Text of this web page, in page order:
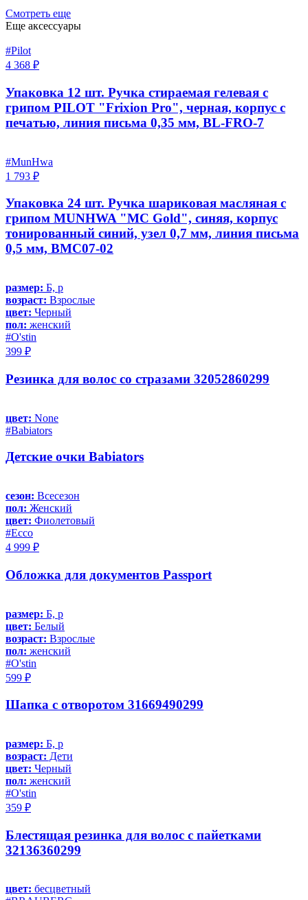
Смотреть еще
Еще аксессуары
#Pilot
4 368 ₽
Упаковка 12 шт. Ручка стираемая гелевая с
грипом PILOT "Frixion Pro", черная, корпус с
печатью, линия письма 0,35 мм, BL-FRO-7
#MunHwa
1 793 ₽
Упаковка 24 шт. Ручка шариковая масляная с
грипом MUNHWA "MC Gold", синяя, корпус
тонированный синий, узел 0,7 мм, линия письма
0,5 мм, BMC07-02
размер: Б, р
возраст: Взрослые
цвет: Черный
пол: женский
#O'stin
399 ₽
Резинка для волос со стразами 32052860299
цвет: None
#Babiators
Детские очки Babiators
сезон: Всесезон
пол: Женский
цвет: Фиолетовый
#Ecco
4 999 ₽
Обложка для документов Passport
размер: Б, р
цвет: Белый
возраст: Взрослые
пол: женский
#O'stin
599 ₽
Шапка с отворотом 31669490299
размер: Б, р
возраст: Дети
цвет: Черный
пол: женский
#O'stin
359 ₽
Блестящая резинка для волос с пайетками
32136360299
цвет: бесцветный